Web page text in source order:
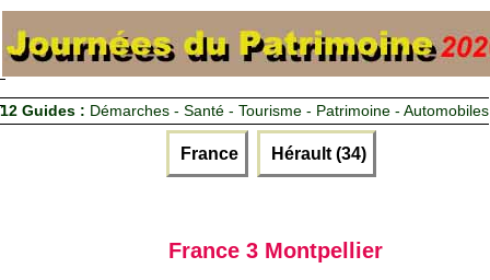
12 Guides : Démarches - Santé - Tourisme - Patrimoine - Automobiles
France Hérault (34)
France 3 Montpellier